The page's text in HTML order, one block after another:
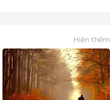
Hiện thêm